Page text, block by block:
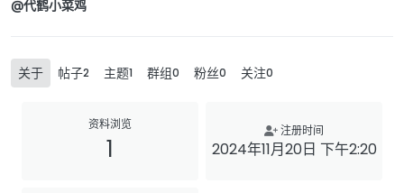
@代鹤小菜鸡
关于 帖子2 主题1 群组0 粉丝0 关注0
资料浏览
1
注册时间
2024年11月20日 下午2:20